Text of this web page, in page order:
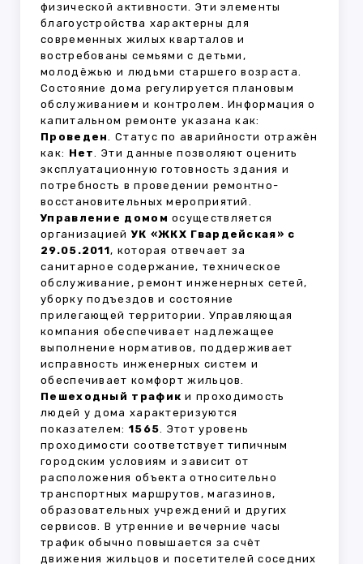
физической активности. Эти элементы
благоустройства характерны для
современных жилых кварталов и
востребованы семьями с детьми,
молодёжью и людьми старшего возраста.
Состояние дома регулируется плановым
обслуживанием и контролем. Информация о
капитальном ремонте указана как:
Проведен. Статус по аварийности отражён
как: Нет. Эти данные позволяют оценить
эксплуатационную готовность здания и
потребность в проведении ремонтно-
восстановительных мероприятий.
Управление домом осуществляется
организациейУК «ЖКХ Гвардейская» с
29.05.2011, которая отвечает за
санитарное содержание, техническое
обслуживание, ремонт инженерных сетей,
уборку подъездов и состояние
прилегающей территории. Управляющая
компания обеспечивает надлежащее
выполнение нормативов, поддерживает
исправность инженерных систем и
обеспечивает комфорт жильцов.
Пешеходный трафик и проходимость
людей у дома характеризуются
показателем: 1565. Этот уровень
проходимости соответствует типичным
городским условиям и зависит от
расположения объекта относительно
транспортных маршрутов, магазинов,
образовательных учреждений и других
сервисов. В утренние и вечерние часы
трафик обычно повышается за счёт
движения жильцов и посетителей соседних